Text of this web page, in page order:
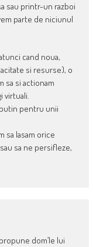
sau printr-un razboi
parte de niciunul
cand noua,
si resurse), o
sa si actionam
virtuali.
pentru unii
sa lasam orice
sa ne persifleze,
dom’le lui